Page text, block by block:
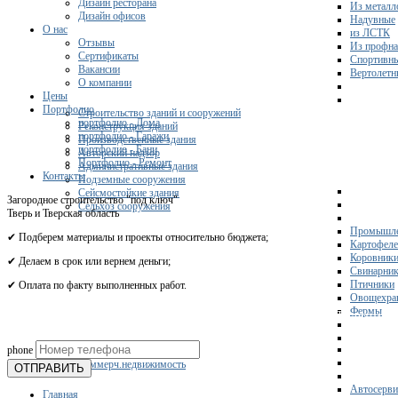
Из
Надувные
из ЛСТК
Из
Строительство зданий и сооружений
Реконструкция зданий
Производственные здания
Авторский надзор
Административные здания
Подземные сооружения
Сейсмостойкие здания
Сельхоз сооружения
Коровники
Птичники
Фермы
Склады
Коммерч.недвижимость
Дизайн ресторана
Дизайн офисов
О нас
Отзывы
Сертификаты
Вакансии
О компании
Цены
Портфолио
портфолио - Дома
портфолио - Гаражи
портфолио - Бани
Портфолио - Ремонт
Контакты
Загородное строительство "под ключ"
Тверь и Тверская область
✔ Подберем материалы и проекты относительно бюджета;
✔ Делаем в срок или вернем деньги;
✔ Оплата по факту выполненных работ.
phone
ОТПРАВИТЬ
Главная